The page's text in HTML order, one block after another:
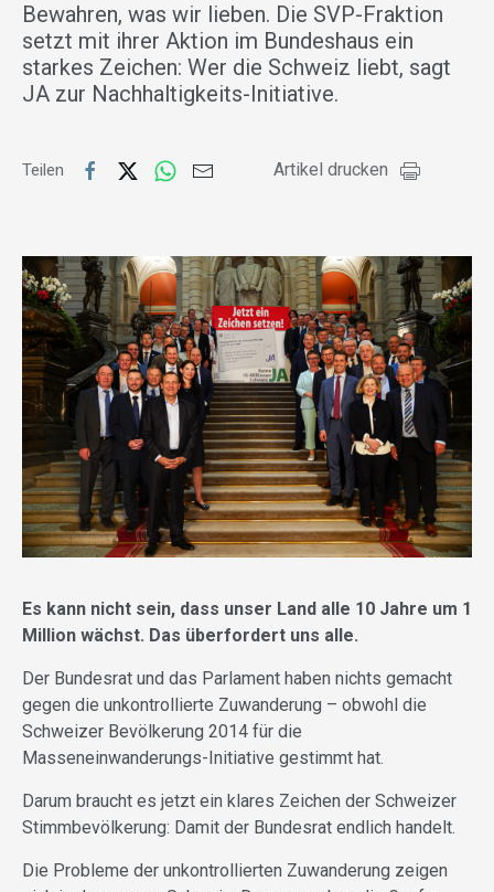
Bewahren, was wir lieben. Die SVP-Fraktion
setzt mit ihrer Aktion im Bundeshaus ein
starkes Zeichen: Wer die Schweiz liebt, sagt
JA zur Nachhaltigkeits-Initiative.
Teilen Artikel drucken
Es kann nicht sein, dass unser Land alle 10 Jahre um 1
Million wächst. Das überfordert uns alle.
Der Bundesrat und das Parlament haben nichts gemacht
gegen die unkontrollierte Zuwanderung – obwohl die
Schweizer Bevölkerung 2014 für die
Masseneinwanderungs-Initiative gestimmt hat.
Darum braucht es jetzt ein klares Zeichen der Schweizer
Stimmbevölkerung: Damit der Bundesrat endlich handelt.
Die Probleme der unkontrollierten Zuwanderung zeigen